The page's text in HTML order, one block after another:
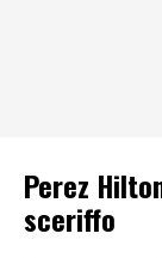
Perez
sceriffo